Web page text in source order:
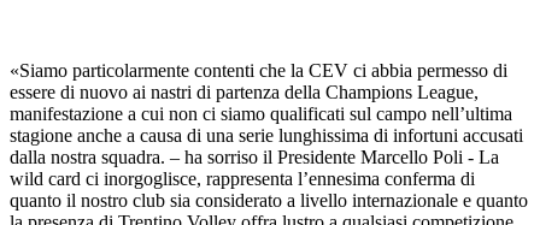
«Siamo particolarmente contenti che la CEV ci abbia permesso di
essere di nuovo ai nastri di partenza della Champions League,
manifestazione a cui non ci siamo qualificati sul campo nell’ultima
stagione anche a causa di una serie lunghissima di infortuni accusati
dalla nostra squadra. – ha sorriso il Presidente Marcello Poli - La
wild card ci inorgoglisce, rappresenta l’ennesima conferma di
quanto il nostro club sia considerato a livello internazionale e quanto